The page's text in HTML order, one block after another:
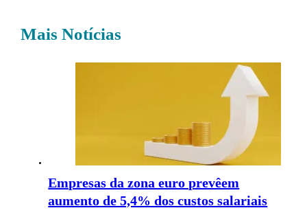
Mais Notícias
Empresas da zona euro prevêem
aumento de 5,4% dos custos salariais